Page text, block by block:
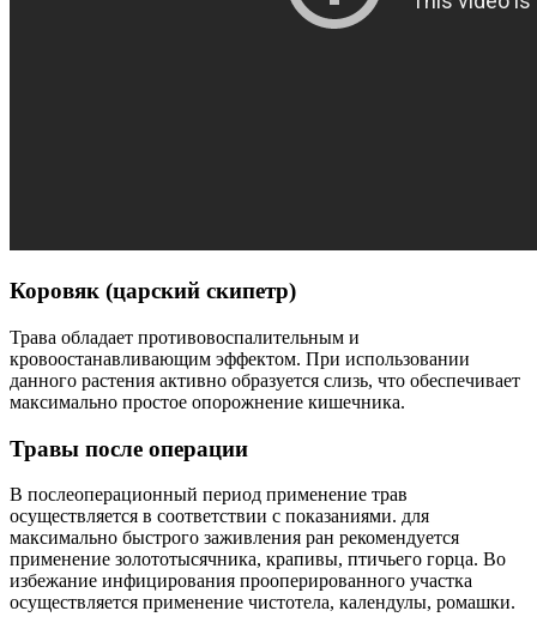
Коровяк (царский скипетр)
Трава обладает противовоспалительным и
кровоостанавливающим эффектом. При использовании
данного растения активно образуется слизь, что обеспечивает
максимально простое опорожнение кишечника.
Травы после операции
В послеоперационный период применение трав
осуществляется в соответствии с показаниями. для
максимально быстрого заживления ран рекомендуется
применение золототысячника, крапивы, птичьего горца. Во
избежание инфицирования прооперированного участка
осуществляется применение чистотела, календулы, ромашки.